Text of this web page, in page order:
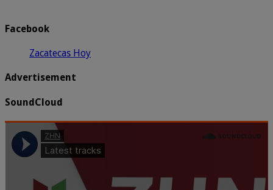
Facebook
Zacatecas Hoy
Advertisement
SoundCloud